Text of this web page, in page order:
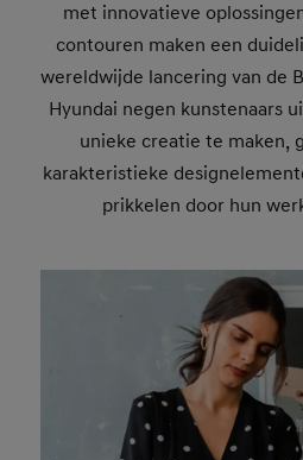
met innovatieve
contouren maken een
wereldwijde lancering van de
Hyundai negen kunstenaars
unieke creatie te maken,
karakteristieke
prikkelen door hun